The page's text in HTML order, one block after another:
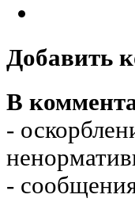
Добавить
В
-
-